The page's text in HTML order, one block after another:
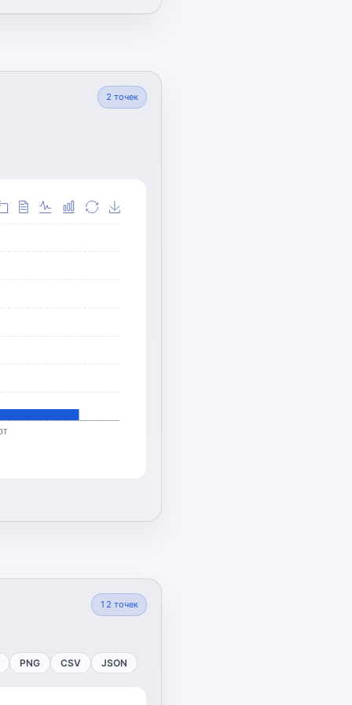
2 точек
12 точек
PNG CSV JSON